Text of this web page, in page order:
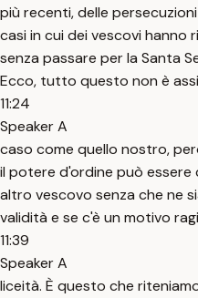
più recenti, delle
casi in cui dei vescovi
senza passare per la Santa
Ecco, tutto questo non è
11:24
Speaker A
caso come quello nostro,
il potere d'ordine può
altro vescovo senza che ne
validità e se c'è un motivo
11:39
Speaker A
liceità. È questo che